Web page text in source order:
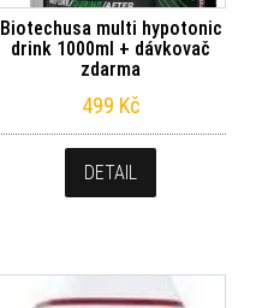
Biotechusa multi hypotonic
drink 1000ml + dávkovač
zdarma
499 Kč
DETAIL